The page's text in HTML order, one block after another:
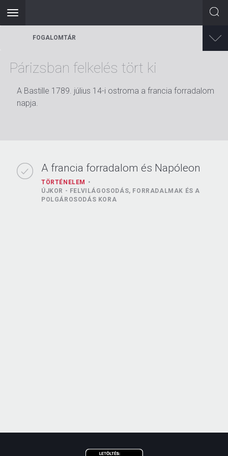
Toggle
navigation
FOGALOMTÁR
Párizsban felkelés tört ki
A Bastille 1789. július 14-i ostroma a francia forradalom
napja.
A francia forradalom és Napóleon
TÖRTÉNELEM
ÚJKOR - FELVILÁGOSODÁS, FORRADALMAK ÉS A
POLGÁROSODÁS KORA